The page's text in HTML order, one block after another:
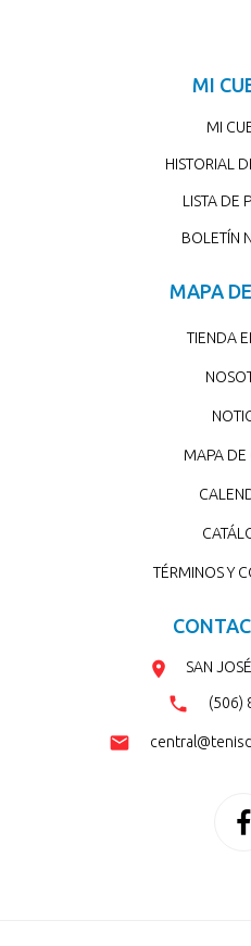
MI
MI
HISTORIAL
LISTA DE
BOLETÍN
MAPA
TIENDA
MAPA DE
TÉRMINOS Y
SAN
(506)